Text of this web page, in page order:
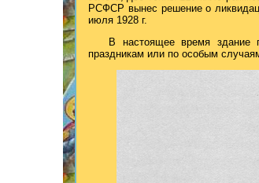
РСФСР вынес решение о
июля 1928 г.
В настоящее время здание
праздникам или по особым